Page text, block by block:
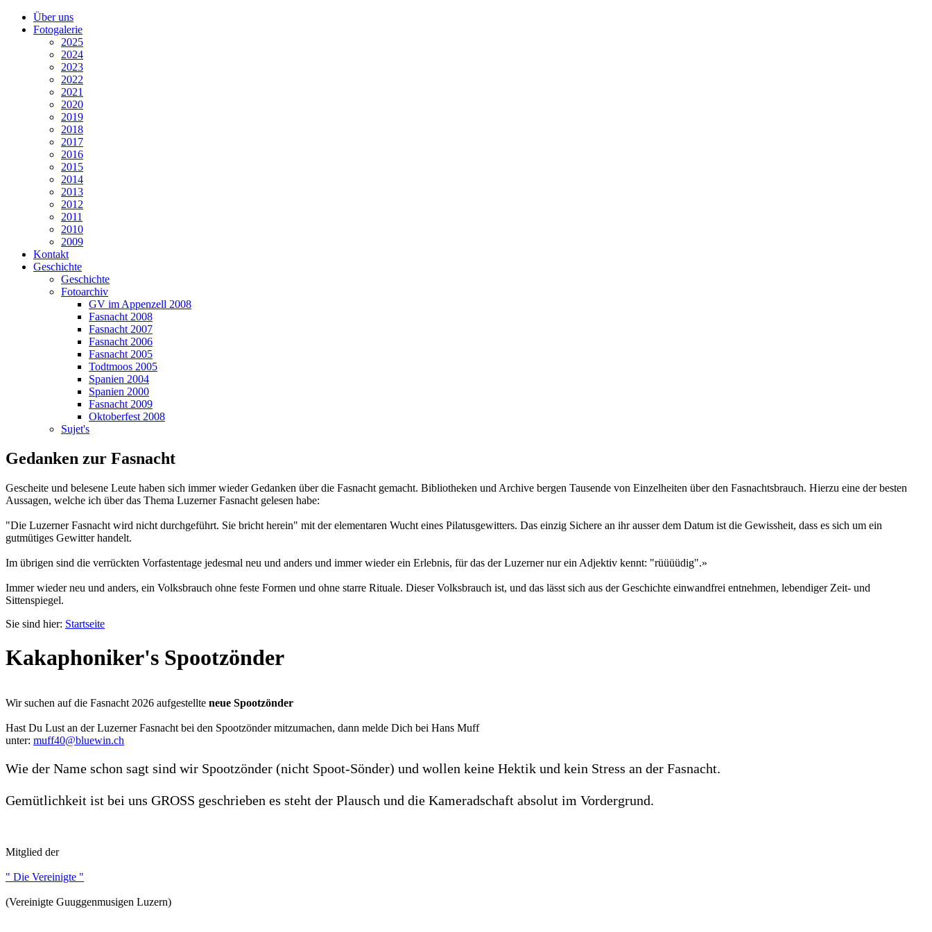
Über uns
Fotogalerie
2025
2024
2023
2022
2021
2020
2019
2018
2017
2016
2015
2014
2013
2012
2011
2010
2009
Kontakt
Geschichte
Geschichte
Fotoarchiv
GV im Appenzell 2008
Fasnacht 2008
Fasnacht 2007
Fasnacht 2006
Fasnacht 2005
Todtmoos 2005
Spanien 2004
Spanien 2000
Fasnacht 2009
Oktoberfest 2008
Sujet's
Gedanken zur Fasnacht
Gescheite und belesene Leute haben sich immer wieder Gedanken über die Fasnacht gemacht. Bibliotheken und Archive bergen Tausende von Einzelheiten über den Fasnachtsbrauch. Hierzu eine der besten
Aussagen, welche ich über das Thema Luzerner Fasnacht gelesen habe:
"Die Luzerner Fasnacht wird nicht durchgeführt. Sie bricht herein" mit der elementaren Wucht eines Pilatusgewitters. Das einzig Sichere an ihr ausser dem Datum ist die Gewissheit, dass es sich um ein
gutmütiges Gewitter handelt.
Im übrigen sind die verrückten Vorfastentage jedesmal neu und anders und immer wieder ein Erlebnis, für das der Luzerner nur ein Adjektiv kennt: "rüüüüdig".»
Immer wieder neu und anders, ein Volksbrauch ohne feste Formen und ohne starre Rituale. Dieser Volksbrauch ist, und das lässt sich aus der Geschichte einwandfrei entnehmen, lebendiger Zeit- und
Sittenspiegel.
Sie sind hier: Startseite
Kakaphoniker's Spootzönder
Wir suchen auf die Fasnacht 2026 aufgestellte neue Spootzönder
Hast Du Lust an der Luzerner Fasnacht bei den Spootzönder mitzumachen, dann melde Dich bei Hans Muff
unter: muff40@bluewin.ch
Wie der Name schon sagt sind wir Spootzönder (nicht Spoot-Sönder) und wollen keine Hektik und kein Stress an der Fasnacht.
Gemütlichkeit ist bei uns GROSS geschrieben es steht der Plausch und die Kameradschaft absolut im Vordergrund.
Mitglied der
" Die Vereinigte "
(Vereinigte Guuggenmusigen Luzern)